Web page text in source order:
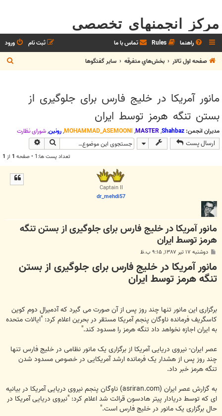
مرکز انجمنهای تخصصی
راهنما Rules تماس با ما ورود
ثبت نام
صفحه اول تالار
بخش‌‌هاي متفرقه ساير گفتگوها
س
مانور آمریکا در خلیج فارس برای جلوگیری از
بستن تنگه هرمز توسط ایران
مدیران انجمن: Shahbaz
,
MASTER
,
MOHAMMAD_ASEMOONI
,رونین,شوراي نظارت
ارسال پست جستجو
تعداد پست ها:1 • صفحه 1 از 1
Captain II
dr_mehdi57
مانور آمریکا در خلیج فارس برای جلوگیری از بستن تنگه
هرمز توسط ایران
ت
دوشنبه ۱۷ تیر ۱۳۸۷, ۹:۱۵ ب.ظ
مانور آمریکا در خلیج فارس برای جلوگیری از بستن
تنگه هرمز توسط ایران
برگزاری این مانور تنها چند روز پس از آن صورت می گیرد که آدمیرال دوم کوین
کاسگریف فرمانده ناوگان پنجم آمریکا مستقر در بحرین اعلام کرد: "ایالات متحده
به ایران اجازه نخواهد داد تنگه هرمز را مسدود کند."
عصر ایران- نیروی دریایی آمریکا از برگزاری یک مانور نظامی در خلیج فارس تنها
چند روز پس از هشدار یک فرمانده ارشد آمریکایی در خصوص مسدود شدن
تنگه هرمز خبر داد.
به گزارش عصر ایران (asriran.com) ناوگان پنجم نیروی دریایی آمریکا در بیانیه
ای که توسط دریادار پیتر هادسون قرائت شد اعلام کرد: "نیروی دریایی آمریکا در
حال برگزاری یک مانور در خلیج فارس است."